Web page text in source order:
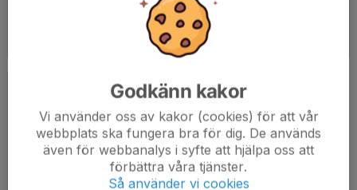
Fixardag 2016
2019-02-03
Godkänn kakor
Vi använder oss av kakor (cookies) för att vår
webbplats ska fungera bra för dig. De används
även för webbanalys i syfte att hjälpa oss att
förbättra våra tjänster.
Så använder vi cookies